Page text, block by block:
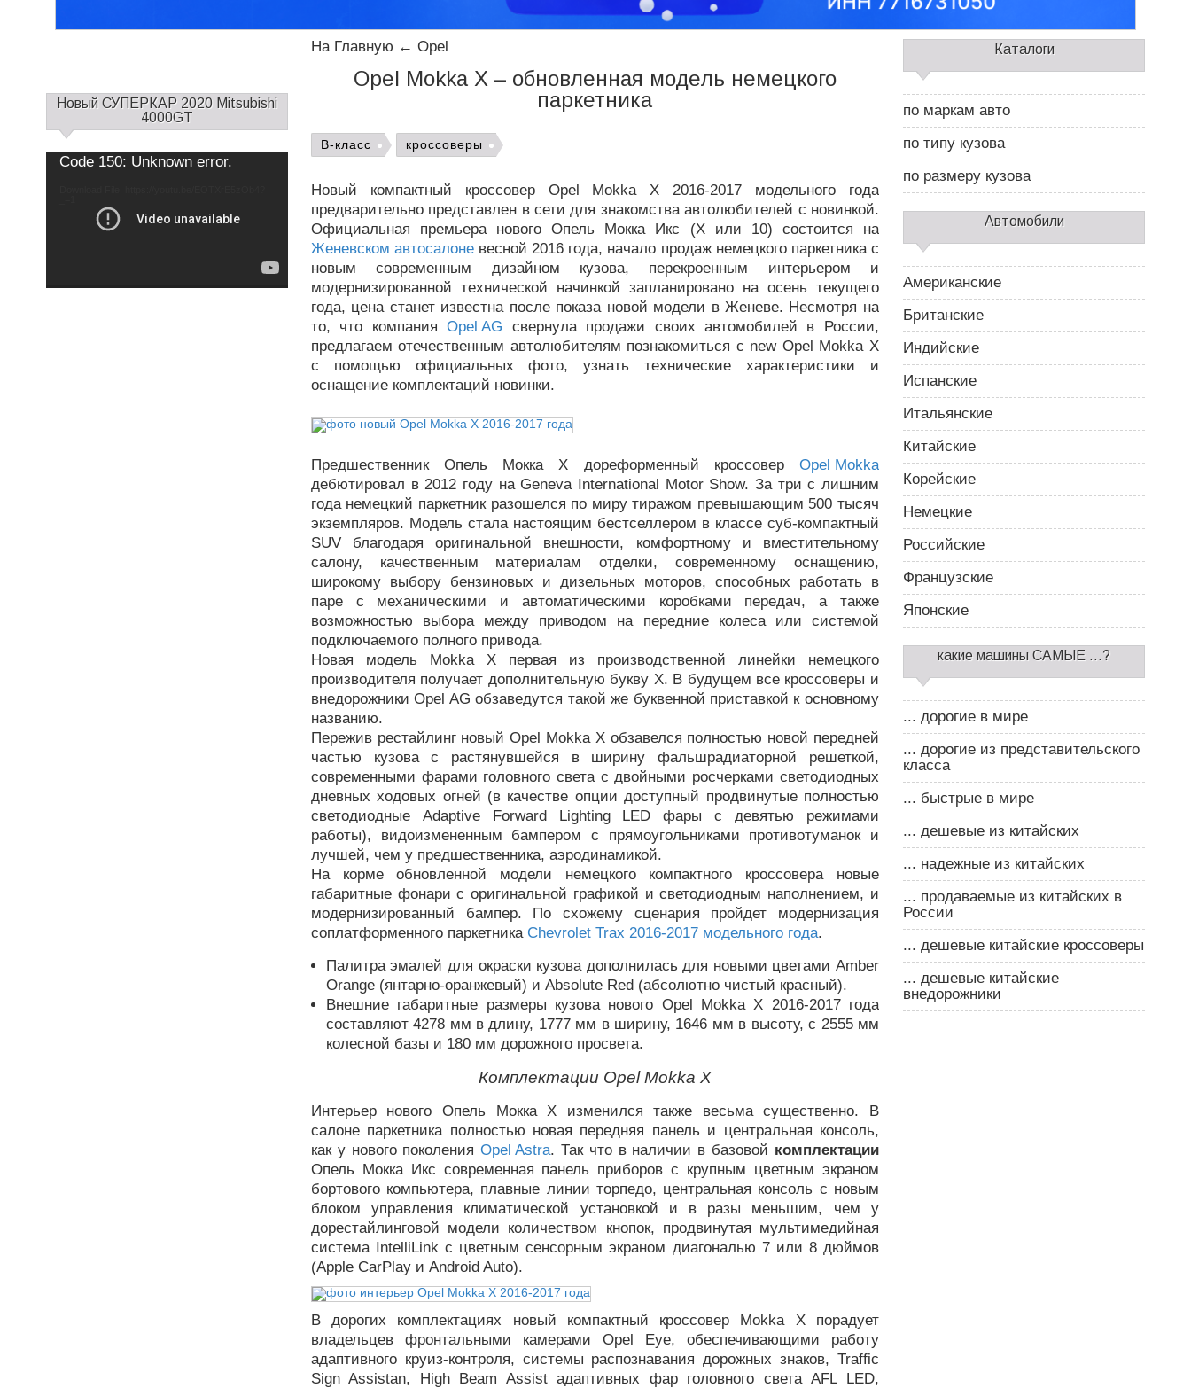
На Главную ← Opel
Opel Mokka X – обновленная модель немецкого
паркетника
B-класс кроссоверы
Новый компактный кроссовер Opel Mokka X 2016-2017 модельного года
предварительно представлен в сети для знакомства автолюбителей с новинкой.
Официальная премьера нового Опель Мокка Икс (Х или 10) состоится на
Женевском автосалоневесной 2016 года, начало продаж немецкого паркетника с
новым современным дизайном кузова, перекроенным интерьером и
модернизированной технической начинкой запланировано на осень текущего
года, цена станет известна после показа новой модели в Женеве. Несмотря на
то, что компанияOpel AG свернула продажи своих автомобилей в России,
предлагаем отечественным автолюбителям познакомиться с new Opel Mokka X
с помощью официальных фото, узнать технические характеристики и
оснащение комплектаций новинки.
Предшественник Опель Мокка Х дореформенный кроссовер Opel Mokka
дебютировал в 2012 году на Geneva International Motor Show. За три с лишним
года немецкий паркетник разошелся по миру тиражом превышающим 500 тысяч
экземпляров. Модель стала настоящим бестселлером в классе суб-компактный
SUV благодаря оригинальной внешности, комфортному и вместительному
салону, качественным материалам отделки, современному оснащению,
широкому выбору бензиновых и дизельных моторов, способных работать в
паре с механическими и автоматическими коробками передач, а также
возможностью выбора между приводом на передние колеса или системой
подключаемого полного привода.
Новая модель Mokka X первая из производственной линейки немецкого
производителя получает дополнительную букву X. В будущем все кроссоверы и
внедорожники Opel AG обзаведутся такой же буквенной приставкой к основному
названию.
Пережив рестайлинг новый Opel Mokka X обзавелся полностью новой передней
частью кузова с растянувшейся в ширину фальшрадиаторной решеткой,
современными фарами головного света с двойными росчерками светодиодных
дневных ходовых огней (в качестве опции доступный продвинутые полностью
светодиодные Adaptive Forward Lighting LED фары с девятью режимами
работы), видоизмененным бампером с прямоугольниками противотуманок и
лучшей, чем у предшественника, аэродинамикой.
На корме обновленной модели немецкого компактного кроссовера новые
габаритные фонари с оригинальной графикой и светодиодным наполнением, и
модернизированный бампер. По схожему сценария пройдет модернизация
соплатформенного паркетника Chevrolet Trax 2016-2017 модельного года.
Палитра эмалей для окраски кузова дополнилась для новыми цветами Amber
Orange (янтарно-оранжевый) и Absolute Red (абсолютно чистый красный).
Внешние габаритные размеры кузова нового Opel Mokka X 2016-2017 года
составляют 4278 мм в длину, 1777 мм в ширину, 1646 мм в высоту, с 2555 мм
колесной базы и 180 мм дорожного просвета.
Комплектации Opel Mokka X
Интерьер нового Опель Мокка Х изменился также весьма существенно. В
салоне паркетника полностью новая передняя панель и центральная консоль,
как у нового поколенияOpel Astra. Так что в наличии в базовой комплектации
Опель Мокка Икс современная панель приборов с крупным цветным экраном
бортового компьютера, плавные линии торпедо, центральная консоль с новым
блоком управления климатической установкой и в разы меньшим, чем у
дорестайлинговой модели количеством кнопок, продвинутая мультимедийная
система IntelliLink с цветным сенсорным экраном диагональю 7 или 8 дюймов
(Apple CarPlay и Android Auto).
В дорогих комплектациях новый компактный кроссовер Mokka X порадует
владельцев фронтальными камерами Opel Eye, обеспечивающими работу
адаптивного круиз-контроля, системы распознавания дорожных знаков, Traffic
Sign Assistan, High Beam Assist адаптивных фар головного света AFL LED,
С
й
д
Новый СУПЕРКАР 2020 Mitsubishi
4000GT
Video
Code 150: Unknown error.Use
Up/Down
decrease
volume.
д
б
а
р
2
Каталоги
по маркам авто
по типу кузова
по размеру кузова
Автомобили
Американские
Британские
Индийские
Испанские
Итальянские
Китайские
Корейские
Немецкие
Российские
Французские
Японские
какие машины САМЫЕ ...?
... дорогие в мире
... дорогие из представительского
класса
... быстрые в мире
... дешевые из китайских
... надежные из китайских
... продаваемые из китайских в
России
... дешевые китайские кроссоверы
... дешевые китайские
внедорожники